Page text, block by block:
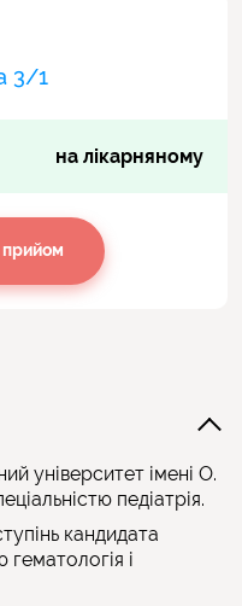
3/1
на лікарняному
прийом
університет імені О.
педіатрія.
кандидата
гематологія і